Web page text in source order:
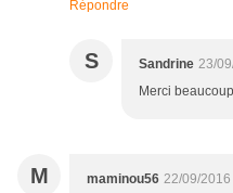
Répondre
S Sandrine 23/
Merci
M maminou56 22/09/2016